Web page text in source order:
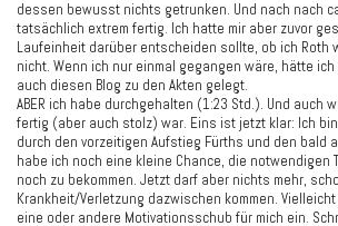
dessen bewusst nichts getrunken. Und nach nach
tatsächlich extrem fertig. Ich hatte mir aber zuvor
Laufeinheit darüber entscheiden sollte, ob ich Roth
nicht. Wenn ich nur einmal gegangen wäre, hätte
auch diesen Blog zu den Akten gelegt.
ABER ich habe durchgehalten (1:23 Std.). Und auch
fertig (aber auch stolz) war. Eins ist jetzt klar: Ich bin
durch den vorzeitigen Aufstieg Fürths und den bald
habe ich noch eine kleine Chance, die notwendigen
noch zu bekommen. Jetzt darf aber nichts mehr,
Krankheit/Verletzung dazwischen kommen.
eine oder andere Motivationsschub für mich ein.